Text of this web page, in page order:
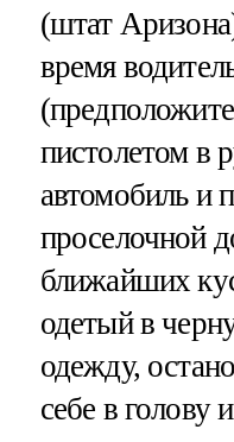
(штат
время
пистолетом в
автомобиль и
проселочной
ближайших
одетый в
одежду,
себе в голову